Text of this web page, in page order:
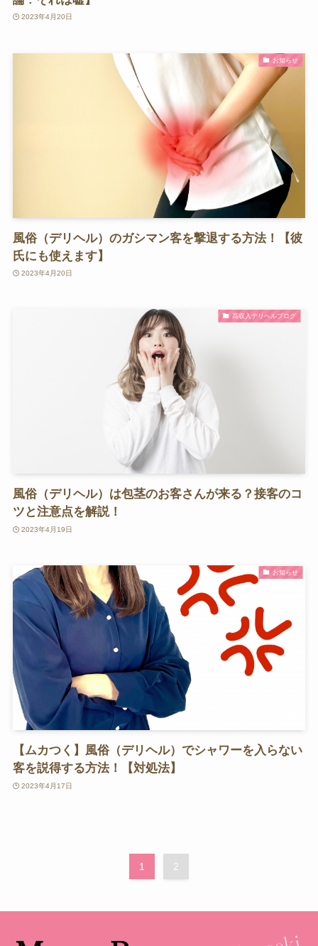
2023年4月20日
お知らせ
風俗（デリヘル）のガシマン客を撃退する方法！【彼
氏にも使えます】
2023年4月20日
高収入デリヘルブログ
風俗（デリヘル）は包茎のお客さんが来る？接客のコ
ツと注意点を解説！
2023年4月19日
お知らせ
【ムカつく】風俗（デリヘル）でシャワーを入らない
客を説得する方法！【対処法】
2023年4月17日
1 2